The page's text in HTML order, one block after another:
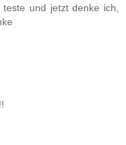
und jetzt denke ich,